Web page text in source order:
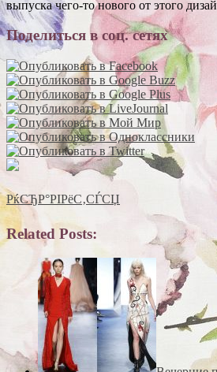
выпуска чего-то нового от этого
Поделиться в соц. сетях
РќСЂР°РІРёС‚СЃСЏ
Related Posts: